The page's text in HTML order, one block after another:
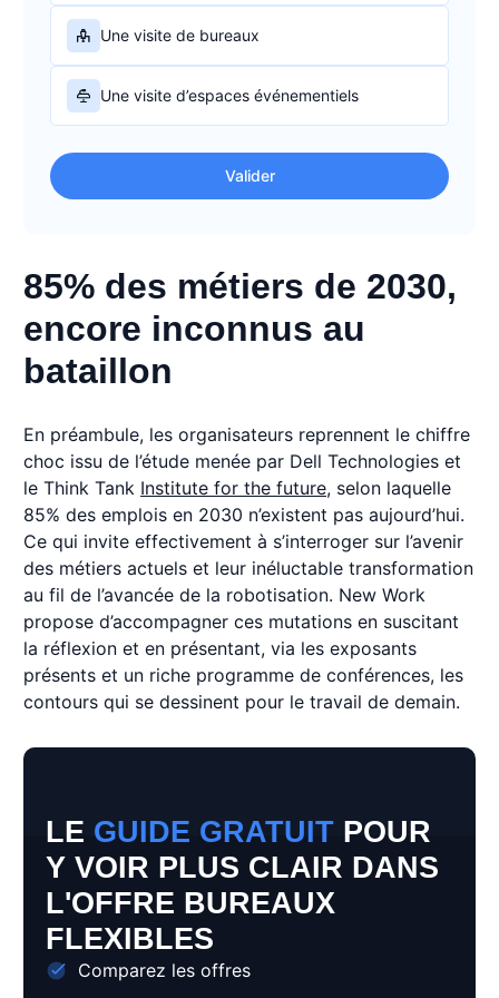
Une visite de bureaux
Une visite d’espaces événementiels
Valider
85% des métiers de 2030,
encore inconnus au
bataillon
En préambule, les organisateurs reprennent le chiffre
choc issu de l’étude menée par Dell Technologies et
le Think Tank Institute for the future, selon laquelle
85% des emplois en 2030 n’existent pas aujourd’hui.
Ce qui invite effectivement à s’interroger sur l’avenir
des métiers actuels et leur inéluctable transformation
au fil de l’avancée de la robotisation. New Work
propose d’accompagner ces mutations en suscitant
la réflexion et en présentant, via les exposants
présents et un riche programme de conférences, les
contours qui se dessinent pour le travail de demain.
LE GUIDE GRATUIT POUR
Y VOIR PLUS CLAIR DANS
L'OFFRE BUREAUX
FLEXIBLES
Comparez les offres